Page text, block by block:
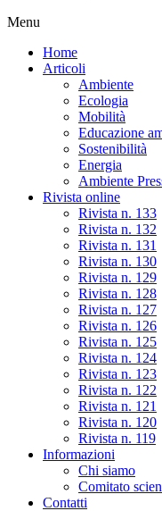
Menu
Home
Articoli
Ambiente
Ecologia
Mobilità
Educazione
Sostenibilità
Energia
Ambiente
Rivista online
Rivista n. 133
Rivista n. 132
Rivista n. 131
Rivista n. 130
Rivista n. 129
Rivista n. 128
Rivista n. 127
Rivista n. 126
Rivista n. 125
Rivista n. 124
Rivista n. 123
Rivista n. 122
Rivista n. 121
Rivista n. 120
Rivista n. 119
Informazioni
Chi siamo
Comitato
Contatti